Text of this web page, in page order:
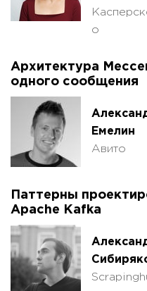
о
Архитектура
одного сообщения
Емелин
Авито
Паттерны
Apache Kafka